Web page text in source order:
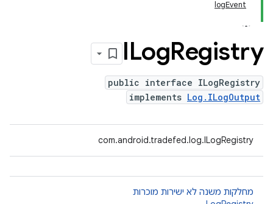
logEvent
ILogRegistry
public interface ILogRegistry
implements Log.ILogOutput
com.android.tradefed.log.ILogRegistry
מחלקות משנה לא ישירות מוכרות